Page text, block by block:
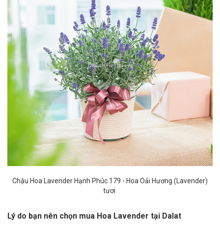
Chậu Hoa Lavender Hạnh Phúc 179​ - Hoa Oải Hương (Lavender)
tươi
Lý do bạn nên chọn mua Hoa Lavender tại Dalat